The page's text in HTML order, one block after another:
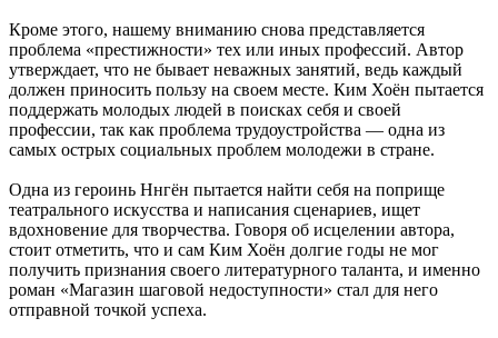
Кроме этого, нашему вниманию снова представляется
проблема «престижности» тех или иных профессий. Автор
утверждает, что не бывает неважных занятий, ведь каждый
должен приносить пользу на своем месте. Ким Хоён пытается
поддержать молодых людей в поисках себя и своей
профессии, так как проблема трудоустройства — одна из
самых острых социальных проблем молодежи в стране.
Одна из героинь Ннгён пытается найти себя на поприще
театрального искусства и написания сценариев, ищет
вдохновение для творчества. Говоря об исцелении автора,
стоит отметить, что и сам Ким Хоён долгие годы не мог
получить признания своего литературного таланта, и именно
роман «Магазин шаговой недоступности» стал для него
отправной точкой успеха.